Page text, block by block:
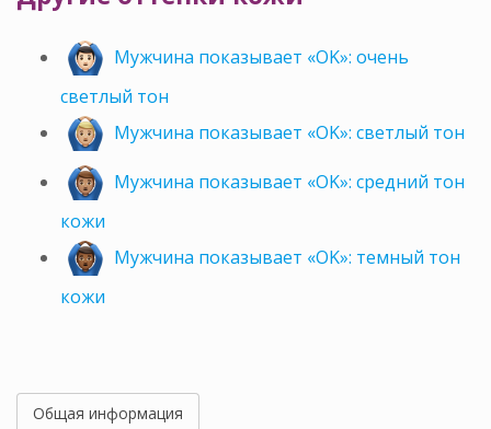
Мужчина показывает «OK»: очень
светлый тон
Мужчина показывает «OK»: светлый тон
Мужчина показывает «OK»: средний тон
кожи
Мужчина показывает «OK»: темный тон
кожи
Общая информация